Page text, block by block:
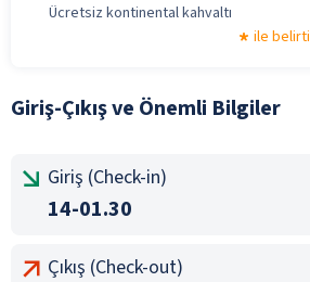
Ücretsiz kontinental kahvaltı
ile
Giriş-Çıkış ve Önemli Bilgiler
Giriş (Check-in)
14-01.30
Çıkış (Check-out)